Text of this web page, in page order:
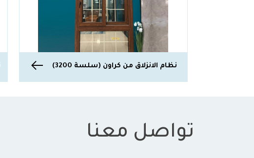
نظام الانزلاق من كراون (سلسة 3200)
تواصل معنا